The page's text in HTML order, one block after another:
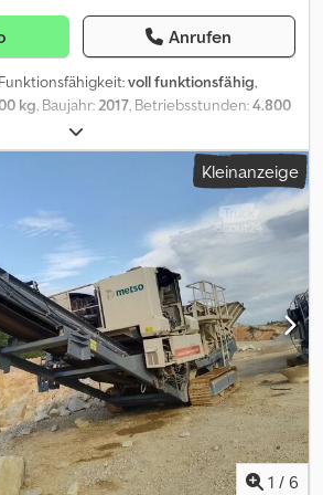
die mit herkömmlichen
sind. -Das System hat die
Gebieten zu zerkleinern. -Der
Generators und der
ist sehr wirtschaftlich. -Systemwartung
dank neuester Steuerungssoftware äußerst
– 300 t/h Dsdpfsza Drpsx Adqjck -Max.
mm -Brechertyp: Backenbrecher -
mm -Generator: 300 kVA -
– 160 mm -Gewicht: 55.000 kg -
mm – Geringe Investitions- und
Fundamentarbeiten erforderlich –
Wartung – Schneller Auf- und Abbau.
STEHEN WIR IHNEN GERNE
Anrufen
voll funktionsfähig,
kg, Baujahr:2017, Betriebsstunden:4.800
– Mobile Prallbrechanlage Zu
RM 100GO! – leistungsstarke mobile
und Naturstein Die RM 100GO!
Durchsatzleistung, einfache Bedienung
Ideal für das Brechen von Beton, Asphalt,
und Recyclingmaterial. Dank diesel-
die Anlage wirtschaftlich und
liegt je nach Material bei
Daten •⁠ ⁠Hersteller: RUBBLE MASTER •⁠
2017 •⁠ ⁠Betriebsstunden: 4.700h •⁠
⁠Einlauföffnung: 950 x 700 mm •⁠ ⁠Max.
mm •⁠ ⁠Antrieb: Diesel-elektrisch •⁠
kompletten Zustand •⁠ ⁠⁠inkl.
•⁠ ⁠Magnetabscheider •⁠
•⁠ ⁠⁠Rückführband •⁠
✔ Funkfernsteuerung ✔
Kleinanzeige
1 / 6